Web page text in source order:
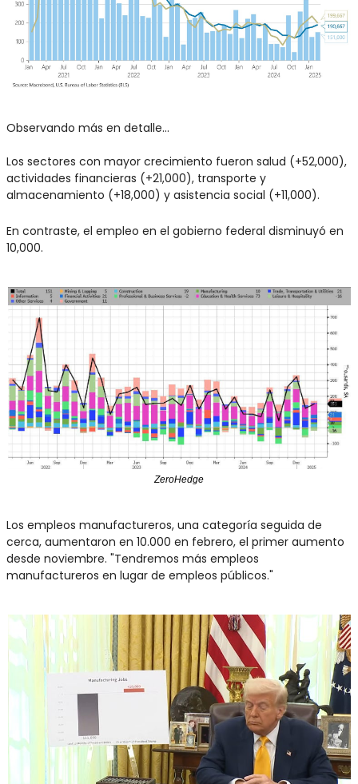
Observando más en detalle...
Los sectores con mayor crecimiento fueron salud (+52,000),
actividades financieras (+21,000), transporte y
almacenamiento (+18,000) y asistencia social (+11,000).
En contraste, el empleo en el gobierno federal disminuyó en
10,000.
ZeroHedge
Los empleos manufactureros, una categoría seguida de
cerca, aumentaron en 10.000 en febrero, el primer aumento
desde noviembre. "Tendremos más empleos
manufactureros en lugar de empleos públicos."